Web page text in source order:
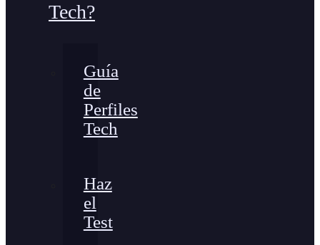
Tech?
Guía
de
Perfiles
Tech
Haz
el
Test